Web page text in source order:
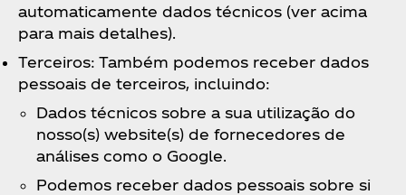
automaticamente dados técnicos (ver acima
para mais detalhes).
Terceiros: Também podemos receber dados
pessoais de terceiros, incluindo:
Dados técnicos sobre a sua utilização do
nosso(s) website(s) de fornecedores de
análises como o Google.
Podemos receber dados pessoais sobre si